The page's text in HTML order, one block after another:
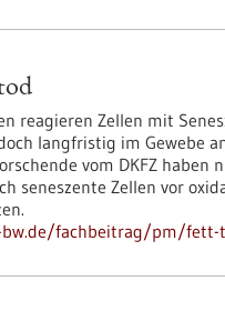
reagieren Zellen mit
langfristig im Gewebe
vom DKFZ haben
seneszente Zellen vor
fachbeitrag/pm/fett-